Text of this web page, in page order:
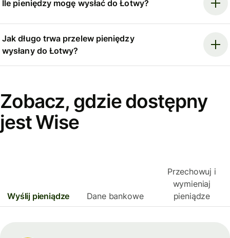
Ile pieniędzy mogę wysłać do Łotwy?
Jak długo trwa przelew pieniędzy
wysłany do Łotwy?
Zobacz, gdzie dostępny
jest Wise
Wyślij pieniądze Dane bankowe
Przechowuj i
wymieniaj
pieniądze